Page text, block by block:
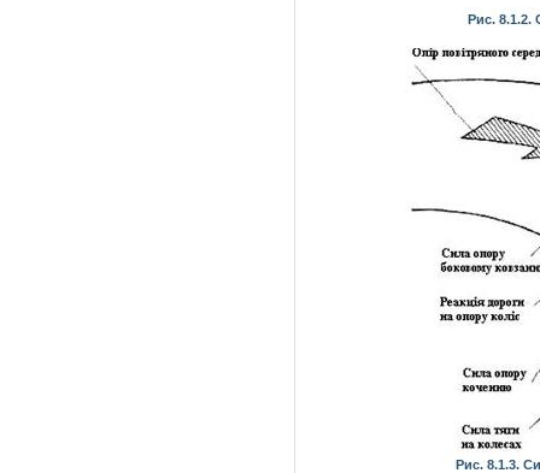
Рис. 8.1.2.
Рис. 8.1.3.